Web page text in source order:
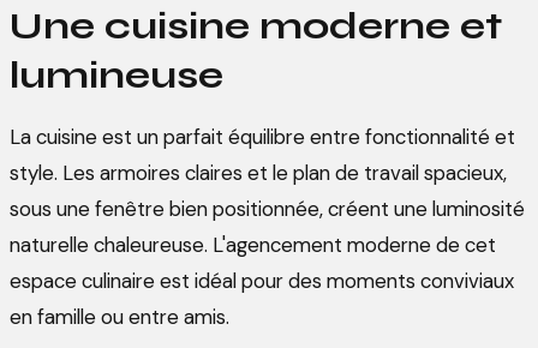
Une cuisine moderne et
lumineuse
La cuisine est un parfait équilibre entre fonctionnalité et
style. Les armoires claires et le plan de travail spacieux,
sous une fenêtre bien positionnée, créent une luminosité
naturelle chaleureuse. L'agencement moderne de cet
espace culinaire est idéal pour des moments conviviaux
en famille ou entre amis.